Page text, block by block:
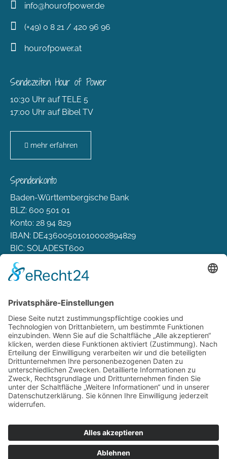
info@hourofpower.de
(+49) 0 8 21 / 420 96 96
hourofpower.at
Sendezeiten Hour of Power
10:30 Uhr auf TELE 5
17:00 Uhr auf Bibel TV
mehr erfahren
Spendenkonto
Baden-Württembergische Bank
BLZ: 600 501 01
Konto: 28 94 829
IBAN: DE43600501010002894829
BIC: SOLADEST600
Rechtliches
Versand & Lieferung
Widerrufsbelehrung
AGB
Datenschutz
Deutsch Österreich Schweiz